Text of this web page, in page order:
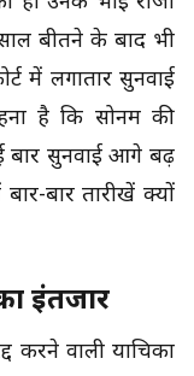
बीतने के बाद भी
में लगातार सुनवाई
है कि सोनम की
सुनवाई आगे बढ़
बार तारीखें क्यों
इंतजार
करने वाली याचिका